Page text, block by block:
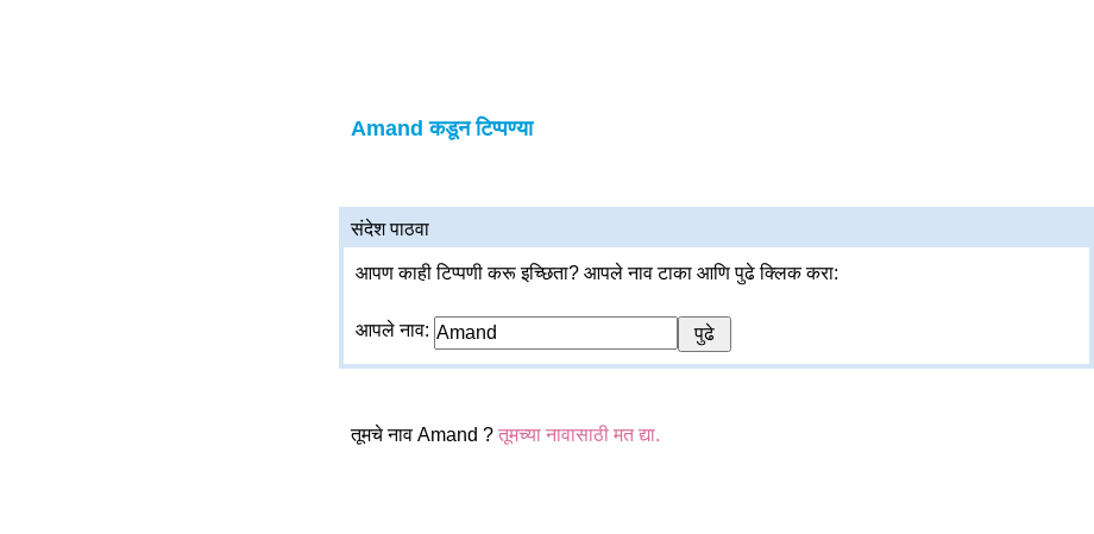
Amand कडून टिप्पण्या
संदेश पाठवा
आपण काही टिप्पणी करू इच्छिता? आपले नाव टाका आणि पुढे क्लिक करा:
आपले नाव:
तूमचे नाव Amand ? तूमच्या नावासाठी मत द्या.